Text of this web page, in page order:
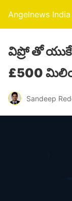
Angelnews India
విప్రో తో యుకే
£500
Sandeep